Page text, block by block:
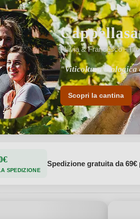
Flavia & Francesco ·
"Viticoltura biologica
"Specializzati nella
Scopri la cantina
SPEDIZIONE
Spedizione gratuita da 69€